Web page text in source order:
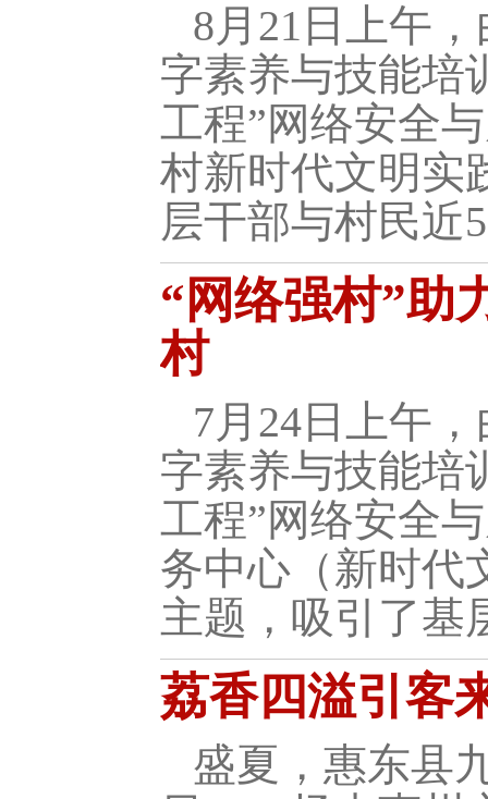
8月21日上午
字素养与技能培
工程”网络安全
村新时代文明实
层干部与村民近
“网络强村”助
村
7月24日上午
字素养与技能培
工程”网络安全
务中心（新时代
主题，吸引了基
荔香四溢引客
盛夏，惠东县